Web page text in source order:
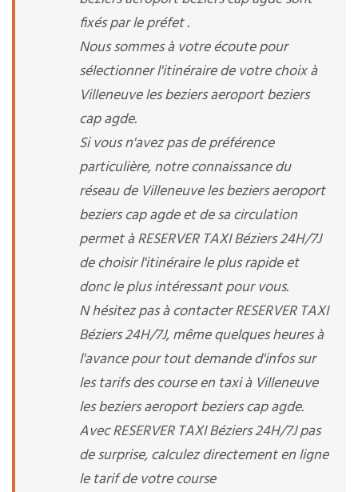
fixés par le préfet .
Nous sommes à votre écoute pour
sélectionner l'itinéraire de votre choix à
Villeneuve les beziers aeroport beziers
cap agde.
Si vous n'avez pas de préférence
particulière, notre connaissance du
réseau de Villeneuve les beziers aeroport
beziers cap agde et de sa circulation
permet à RESERVER TAXI Béziers 24H/7J
de choisir l'itinéraire le plus rapide et
donc le plus intéressant pour vous.
N hésitez pas à contacter RESERVER TAXI
Béziers 24H/7J, même quelques heures à
l'avance pour tout demande d'infos sur
les tarifs des course en taxi à Villeneuve
les beziers aeroport beziers cap agde.
Avec RESERVER TAXI Béziers 24H/7J pas
de surprise, calculez directement en ligne
le tarif de votre course